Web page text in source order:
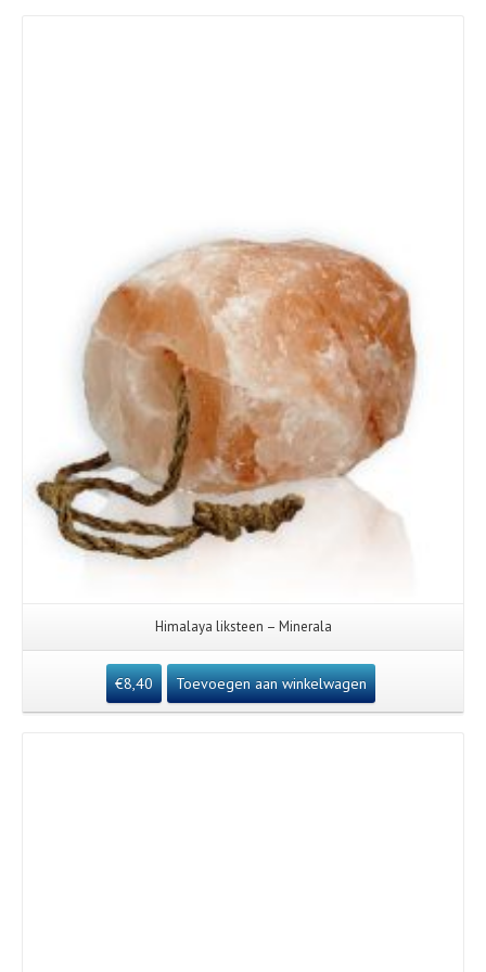
Himalaya liksteen – Minerala
€8,40 Toevoegen aan winkelwagen